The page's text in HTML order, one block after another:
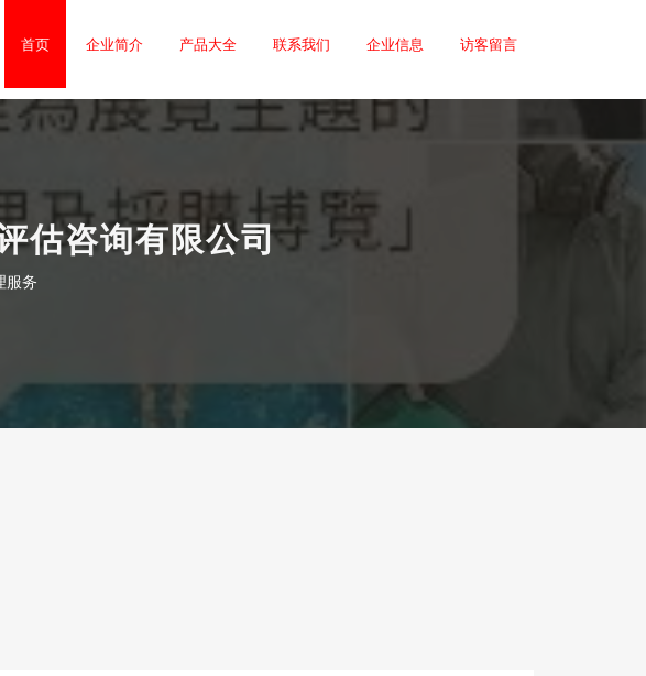
首页 企业简介 产品大全 联系我们 企业信息 访客留言
估咨询有限公司
服务